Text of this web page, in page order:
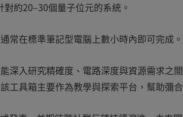
約20–30個量子位元的系統。
常在標準筆記型電腦上數小時內即可完成。
深入研究精確度、電路深度與資源需求之
工具箱主要作為教學與探索平台，幫助彌